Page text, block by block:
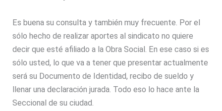
Es buena su consulta y también muy frecuente. Por el
sólo hecho de realizar aportes al sindicato no quiere
decir que esté afiliado a la Obra Social. En ese caso si es
sólo usted, lo que va a tener que presentar actualmente
será su Documento de Identidad, recibo de sueldo y
llenar una declaración jurada. Todo eso lo hace ante la
Seccional de su ciudad.